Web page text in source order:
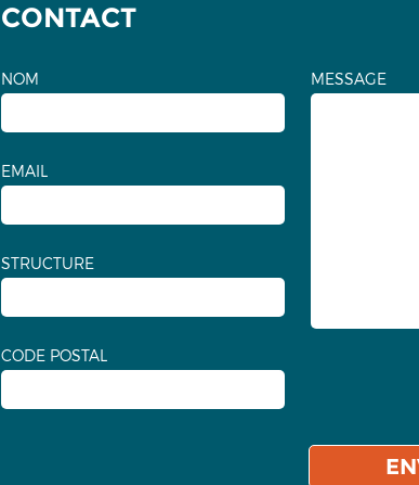
CONTACT
NOM
EMAIL
STRUCTURE
CODE POSTAL
MESSAGE